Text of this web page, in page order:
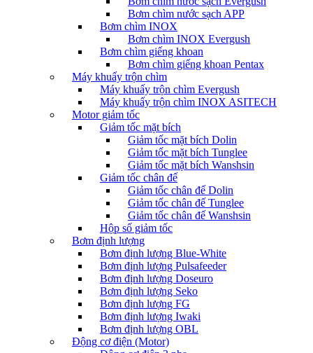
Bơm chìm nước sạch APP
Bơm chìm INOX
Bơm chìm INOX Evergush
Bơm chìm giếng khoan
Bơm chìm giếng khoan Pentax
Máy khuấy trộn chìm
Máy khuấy trộn chìm Evergush
Máy khuấy trộn chìm INOX ASITECH
Motor giảm tốc
Giảm tốc mặt bích
Giảm tốc mặt bích Dolin
Giảm tốc mặt bích Tunglee
Giảm tốc mặt bích Wanshsin
Giảm tốc chân đế
Giảm tốc chân đế Dolin
Giảm tốc chân đế Tunglee
Giảm tốc chân đế Wanshsin
Hộp số giảm tốc
Bơm định lượng
Bơm định lượng Blue-White
Bơm định lượng Pulsafeeder
Bơm định lượng Doseuro
Bơm định lượng Seko
Bơm định lượng FG
Bơm định lượng Iwaki
Bơm định lượng OBL
Động cơ điện (Motor)